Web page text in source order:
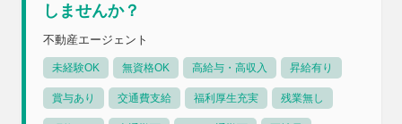
しませんか？
不動産エージェント
未経験OK 無資格OK 高給与・高収入 昇給有り
賞与あり 交通費支給 福利厚生充実 残業無し